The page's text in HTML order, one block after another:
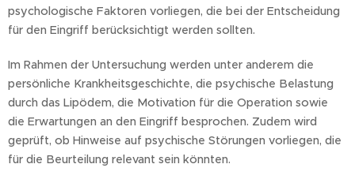
psychologische Faktoren vorliegen, die bei der Entscheidung
für den Eingriff berücksichtigt werden sollten.
Im Rahmen der Untersuchung werden unter anderem die
persönliche Krankheitsgeschichte, die psychische Belastung
durch das Lipödem, die Motivation für die Operation sowie
die Erwartungen an den Eingriff besprochen. Zudem wird
geprüft, ob Hinweise auf psychische Störungen vorliegen, die
für die Beurteilung relevant sein könnten.